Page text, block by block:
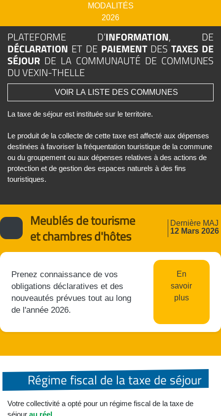
MODALITÉS
2026
PLATEFORME D’INFORMATION, DE
DÉCLARATION ET DE PAIEMENTDESTAXES DE
SÉJOUR DE LA COMMUNAUTÉ DE COMMUNES
DU VEXIN-THELLE
VOIR LA LISTE DES COMMUNES
La taxe de séjour est instituée sur le territoire.
Le produit de la collecte de cette taxe est affecté aux dépenses
destinées à favoriser la fréquentation touristique de la commune
ou du groupement ou aux dépenses relatives à des actions de
protection et de gestion des espaces naturels à des fins
touristiques.
Meublés de tourisme
et chambres d'hôtes
Dernière MAJ
12 Mars 2026
Prenez connaissance de vos
obligations déclaratives et des
nouveautés prévues tout au long
de l'année 2026.
En
savoir
plus
Régime fiscal de la taxe de séjour
Votre collectivité a opté pour un régime fiscal de la taxe de